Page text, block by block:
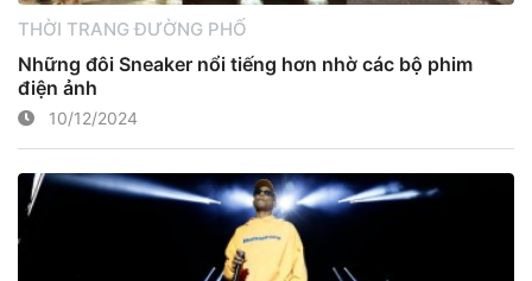
THỜI TRANG ĐƯỜNG PHỐ
Những đôi Sneaker nổi tiếng hơn nhờ các bộ phim
điện ảnh
10/12/2024